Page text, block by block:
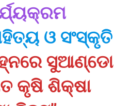
ଓ ସଂସ୍କୃତି
ସୁଆଣ୍ଡୋ
କୃଷି ଶିକ୍ଷା